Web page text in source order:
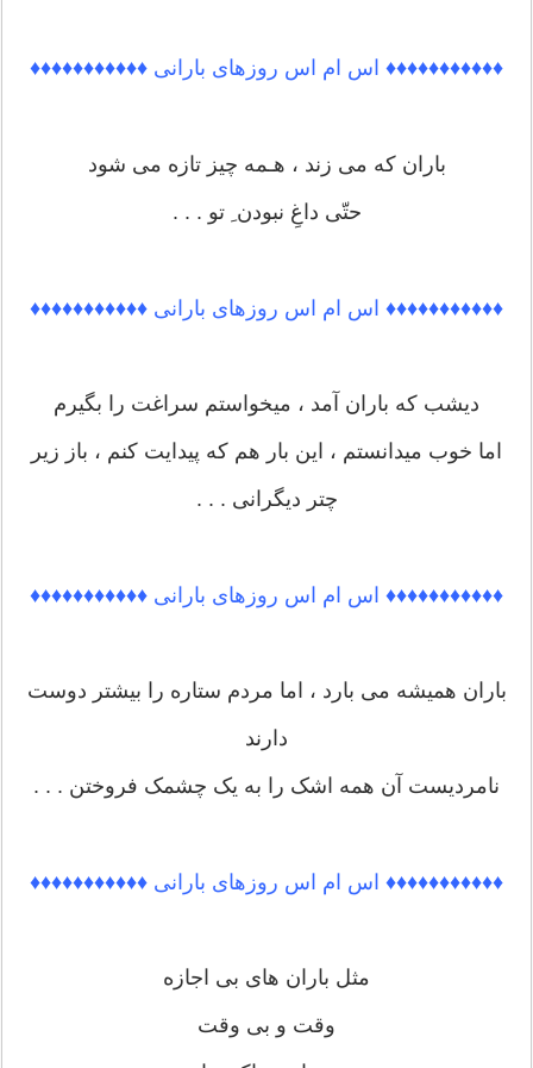
♦♦♦♦♦♦♦♦♦♦♦ اس ام اس روزهای بارانی ♦♦♦♦♦♦♦♦♦♦♦
باران که می زند ، هـمه چیز تازه می شود
حتّی داغِ نبودن ِ تو . . .
♦♦♦♦♦♦♦♦♦♦♦ اس ام اس روزهای بارانی ♦♦♦♦♦♦♦♦♦♦♦
دیشب که باران آمد ، میخواستم سراغت را بگیرم
اما خوب میدانستم ، این بار هم که پیدایت کنم ، باز زیر
چتر دیگرانی . . .
♦♦♦♦♦♦♦♦♦♦♦ اس ام اس روزهای بارانی ♦♦♦♦♦♦♦♦♦♦♦
باران همیشه می بارد ، اما مردم ستاره را بیشتر دوست
دارند
نامردیست آن همه اشک را به یک چشمک فروختن . . .
♦♦♦♦♦♦♦♦♦♦♦ اس ام اس روزهای بارانی ♦♦♦♦♦♦♦♦♦♦♦
مثل باران های بی اجازه
وقت و بی وقت